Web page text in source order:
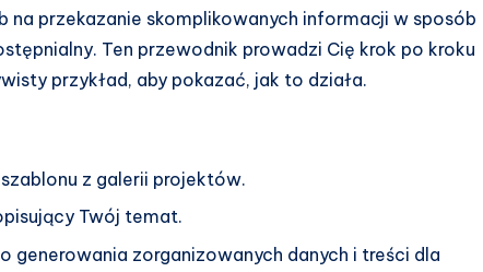
przekazanie skomplikowanych informacji w sposób
Ten przewodnik prowadzi Cię krok po kroku
przykład, aby pokazać, jak to działa.
z galerii projektów.
Twój temat.
generowania zorganizowanych danych i treści dla